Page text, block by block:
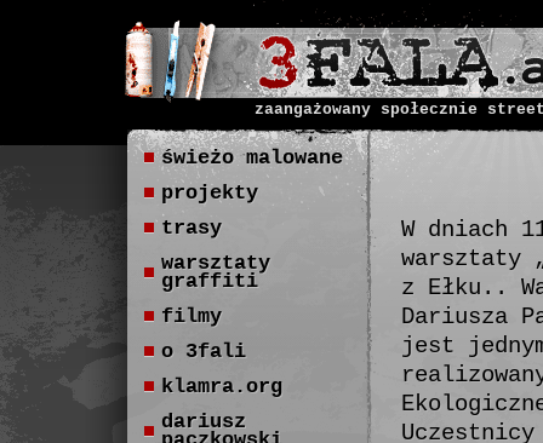
zaangażowany społecznie
W dniach
warsztaty
z Ełku..
Dariusza
jest
Uczestnicy
świeżo malowane
projekty
trasy
warsztaty
graffiti
filmy
o 3fali
klamra.org
dariusz